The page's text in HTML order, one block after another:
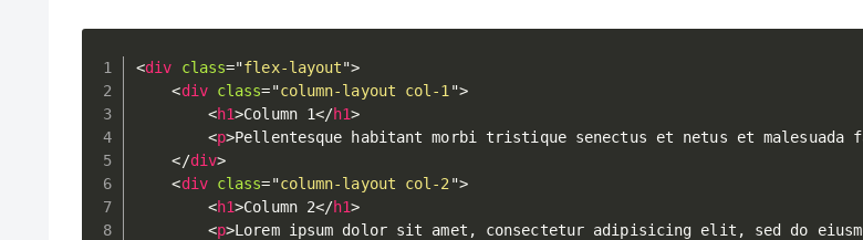
<div class="flex-layout">
<div class="column-layout col-1 ">
<h1>Column 1</h1>
<p>Pellentesque habitant morbi tristique senectus et netus et malesuada
</div>
<div class="column-layout col-2 ">
<h1>Column 2</h1>
<p>Lorem ipsum dolor sit amet, consectetur adipisicing elit, sed do